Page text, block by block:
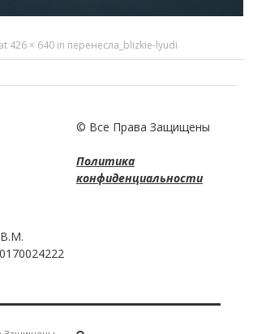
at 426 × 640 in перенесла_blizkie-lyudi
© Все Права Защищены
Политика
конфиденциальности